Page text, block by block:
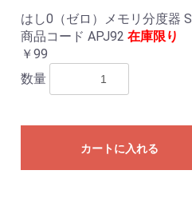
はし0（ゼロ）メモリ分度器 S
商品コード APJ92 在庫限り
￥99
数量
カートに入れる